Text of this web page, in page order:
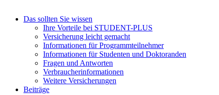
Das sollten Sie wissen
Ihre Vorteile bei STUDENT-PLUS
Versicherung leicht gemacht
Informationen für Programmteilnehmer
Informationen für Studenten und Doktoranden
Fragen und Antworten
Verbraucherinformationen
Weitere Versicherungen
Beiträge